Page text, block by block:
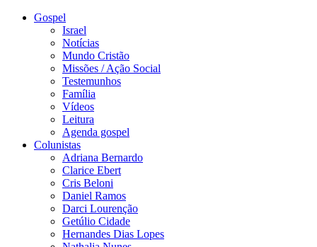
Gospel
Israel
Notícias
Mundo Cristão
Missões / Ação Social
Testemunhos
Família
Vídeos
Leitura
Agenda gospel
Colunistas
Adriana Bernardo
Clarice Ebert
Cris Beloni
Daniel Ramos
Darci Lourenção
Getúlio Cidade
Hernandes Dias Lopes